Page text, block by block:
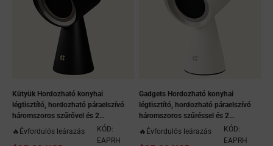
Kütyük Hordozható konyhai
légtisztító, hordozható páraelszívó
háromszoros szűrővel és 2
sebességes elszívóventilátorral -
🔥Évfordulós leárazás
KÓD:
EAPRH
Gadgets Hordozható konyhai
légtisztító, hordozható páraelszívó
háromszoros szűréssel és 2
sebességes elszívóventilátorral -
🔥Évfordulós leárazás
KÓD:
EAPRH